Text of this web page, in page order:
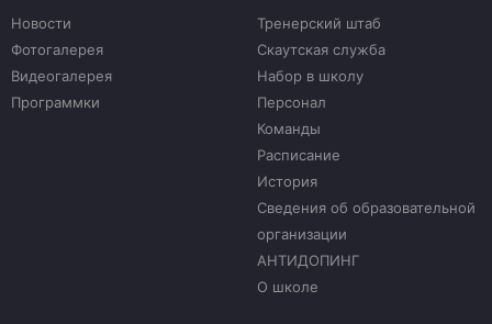
Новости
Фотогалерея
Видеогалерея
Программки
Тренерский штаб
Скаутская служба
Набор в школу
Персонал
Команды
Расписание
История
Сведения об образовательной
организации
АНТИДОПИНГ
О школе